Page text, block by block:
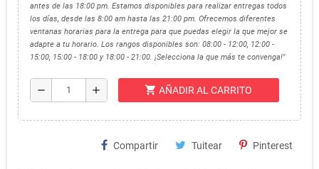
antes de las 18:00 pm. Estamos disponibles para realizar entregas todos
los días, desde las 8:00 am hasta las 21:00 pm. Ofrecemos diferentes
ventanas horarias para la entrega para que puedas elegir la que mejor se
adapte a tu horario. Los rangos disponibles son: 08:00 - 12:00, 12:00 -
15:00, 15:00 - 18:00 y 18:00 - 21:00. ¡Selecciona la que más te convenga!"
remove add shopping_cart AÑADIR AL CARRITO
Compartir Tuitear Pinterest